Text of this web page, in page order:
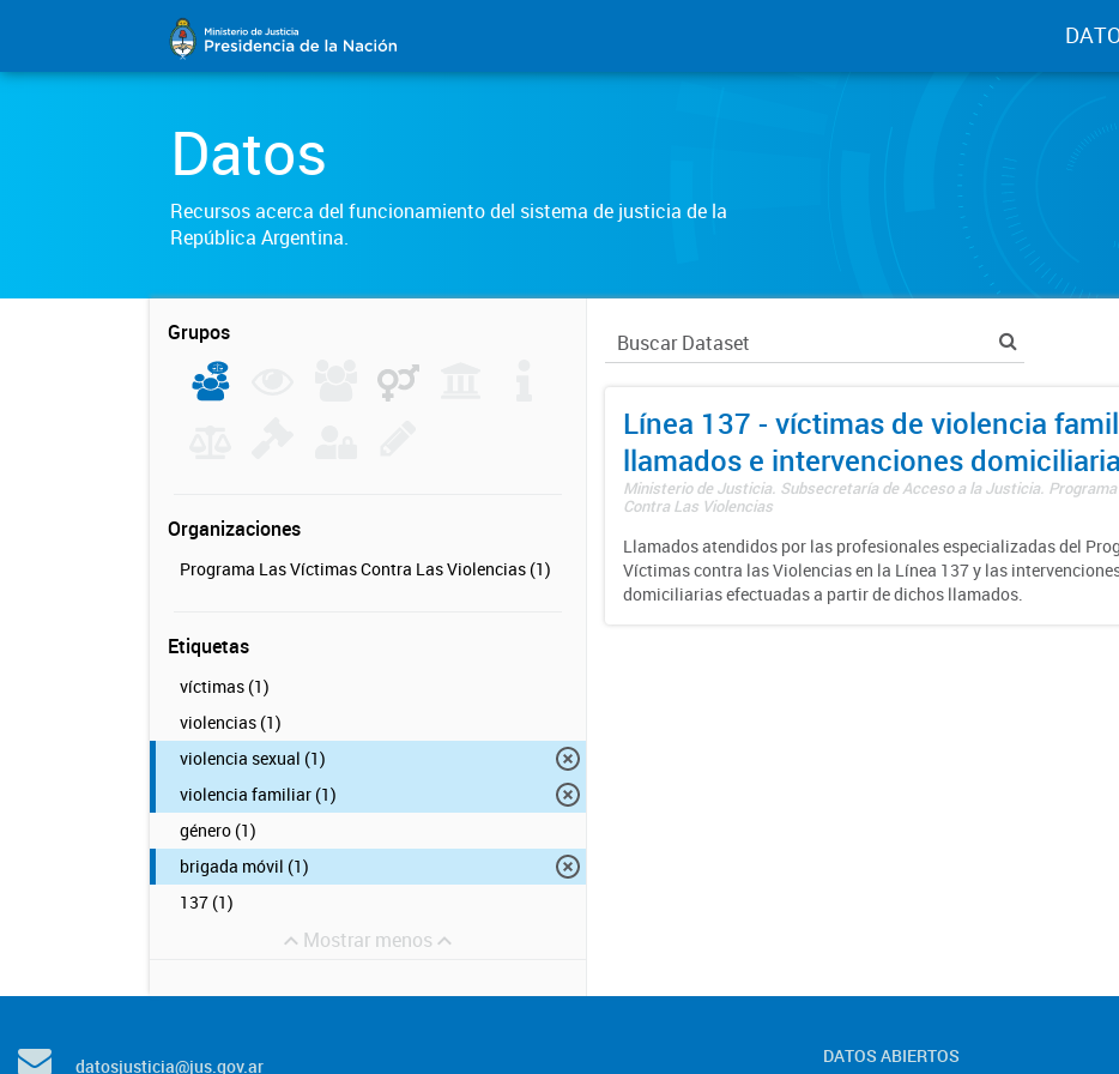
Datos
Recursos acerca del funcionamiento del sistema de justicia de la
República Argentina.
Grupos
Organizaciones
Programa Las Víctimas Contra Las Violencias (1)
Etiquetas
víctimas (1)
violencias (1)
violencia sexual (1)
violencia familiar (1)
género (1)
brigada móvil (1)
137 (1)
Mostrar menos
Línea 137 - víctimas de violencia
llamados e intervenciones
Ministerio de Justicia. Subsecretaría de Acceso a la Justicia.
Contra Las Violencias
Llamados atendidos por las profesionales especializadas del
Víctimas contra las Violencias en la Línea 137 y las
domiciliarias efectuadas a partir de dichos llamados.
datosjusticia@jus.gov.ar DATOS ABIERTOS